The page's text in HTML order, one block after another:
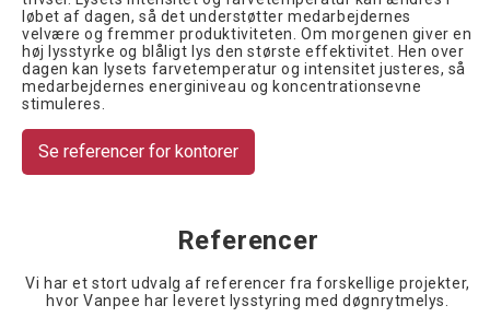
løbet af dagen, så det understøtter medarbejdernes
velvære og fremmer produktiviteten. Om morgenen giver en
høj lysstyrke og blåligt lys den største effektivitet. Hen over
dagen kan lysets farvetemperatur og intensitet justeres, så
medarbejdernes energiniveau og koncentrationsevne
stimuleres.
Se referencer for kontorer
Referencer
Vi har et stort udvalg af referencer fra forskellige projekter,
hvor Vanpee har leveret lysstyring med døgnrytmelys.